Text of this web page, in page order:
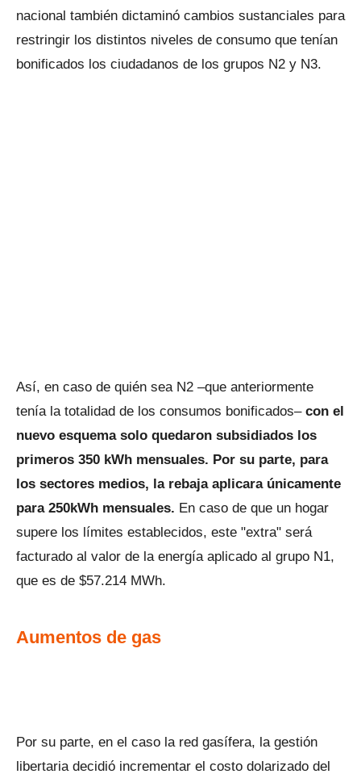
nacional también dictaminó cambios sustanciales para
restringir los distintos niveles de consumo que tenían
bonificados los ciudadanos de los grupos N2 y N3.
Así, en caso de quién sea N2 –que anteriormente
tenía la totalidad de los consumos bonificados– con el
nuevo esquema solo quedaron subsidiados los
primeros 350 kWh mensuales. Por su parte, para
los sectores medios, la rebaja aplicara únicamente
para 250kWh mensuales. En caso de que un hogar
supere los límites establecidos, este "extra" será
facturado al valor de la energía aplicado al grupo N1,
que es de $57.214 MWh.
Aumentos de gas
Por su parte, en el caso la red gasífera, la gestión
libertaria decidió incrementar el costo dolarizado del